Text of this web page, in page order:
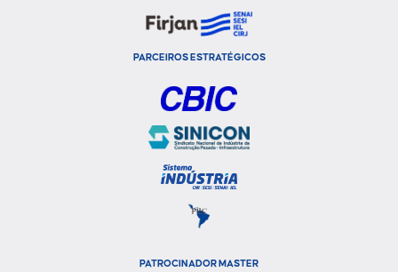
PARCEIROS ESTRATÉGICOS
PATROCINADOR MASTER